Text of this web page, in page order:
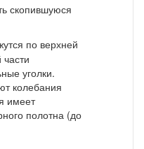
скопившуюся
по верхней
уголки.
колебания
имеет
полотна (до